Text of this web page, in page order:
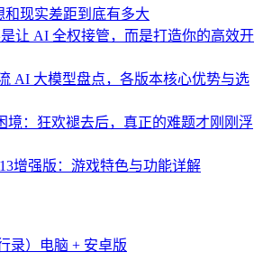
和现实差距到底有多大
让 AI 全权接管，而是打造你的高效开
AI 大模型盘点，各版本核心优势与选
境：狂欢褪去后，真正的难题才刚刚浮
增强版：游戏特色与功能详解
录）电脑 + 安卓版